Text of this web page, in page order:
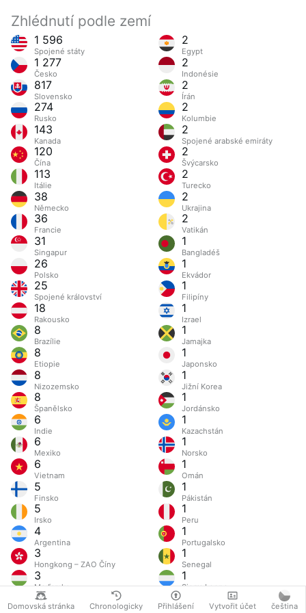
Domovská stránka Chronologicky Přihlášení Vytvořit účet čeština
Zhlédnutí podle zemí
1 596
Spojené státy
1 277
Česko
817
Slovensko
274
Rusko
143
Kanada
120
Čína
113
Itálie
38
Německo
36
Francie
31
Singapur
26
Polsko
25
Spojené království
18
Rakousko
8
Brazílie
8
Etiopie
8
Nizozemsko
8
Španělsko
6
Indie
6
Mexiko
6
Vietnam
5
Finsko
5
Irsko
4
Argentina
3
Hongkong – ZAO Číny
3
Maďarsko
3
Švédsko
2
Egypt
2
Indonésie
2
Írán
2
Kolumbie
2
Spojené arabské emiráty
2
Švýcarsko
2
Turecko
2
Ukrajina
2
Vatikán
1
Bangladéš
1
Ekvádor
1
Filipíny
1
Izrael
1
Jamajka
1
Japonsko
1
Jižní Korea
1
Jordánsko
1
Kazachstán
1
Norsko
1
Omán
1
Pákistán
1
Peru
1
Portugalsko
1
Senegal
1
Sierra Leone
Tchaj-wan